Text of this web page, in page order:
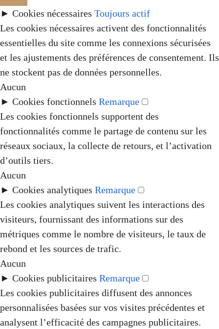
► Cookies nécessaires Toujours actif
Les cookies nécessaires activent des fonctionnalités
essentielles du site comme les connexions sécurisées
et les ajustements des préférences de consentement. Ils
ne stockent pas de données personnelles.
Aucun
► Cookies fonctionnels Remarque
Les cookies fonctionnels supportent des
fonctionnalités comme le partage de contenu sur les
réseaux sociaux, la collecte de retours, et l’activation
d’outils tiers.
Aucun
► Cookies analytiques Remarque
Les cookies analytiques suivent les interactions des
visiteurs, fournissant des informations sur des
métriques comme le nombre de visiteurs, le taux de
rebond et les sources de trafic.
Aucun
► Cookies publicitaires Remarque
Les cookies publicitaires diffusent des annonces
personnalisées basées sur vos visites précédentes et
analysent l’efficacité des campagnes publicitaires.